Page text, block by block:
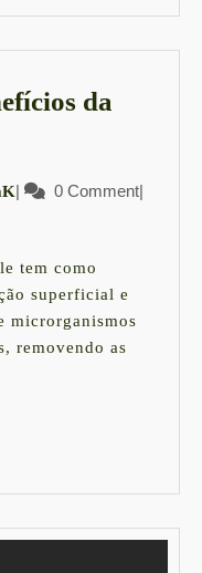
da
LauraK
| 0 Comment|
tem como
superficial e
microrganismos
removendo as